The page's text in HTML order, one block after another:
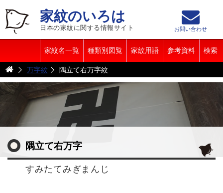
家紋のいろは
日本の家紋に関する情報サイト
家紋名一覧 種類別図覧 家紋用語 参考資料 検索
お問い合わせ
万字紋 隅立て右万字紋
隅立て右万字
すみたてみぎまんじ